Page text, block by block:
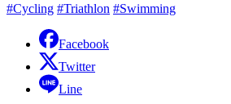
#Cycling #Triathlon #Swimming
Facebook
Twitter
Line